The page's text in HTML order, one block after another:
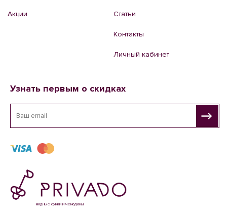
Акции Статьи
Контакты
Личный кабинет
Узнать первым о скидках
модные сумки и чемоданы